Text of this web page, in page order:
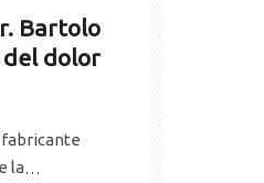
Bartolo
del dolor
fabricante
la